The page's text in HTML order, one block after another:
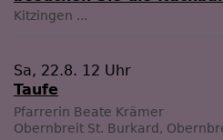
Kitzingen ...
Sa, 22.8. 12 Uhr
Taufe
Pfarrerin Beate Krämer
Obernbreit St. Burkard,